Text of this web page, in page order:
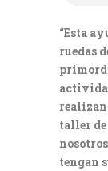
“Esta
ruedas
taller de
tengan